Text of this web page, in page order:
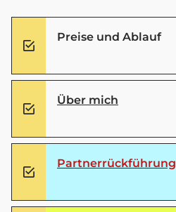
Preise und Ablauf
Über mich
Partnerrückführung